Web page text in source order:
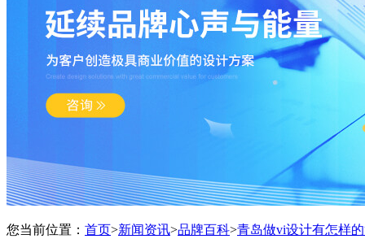
您当前位置： 首页>新闻资讯>品牌百科>青岛做vi设计有怎样